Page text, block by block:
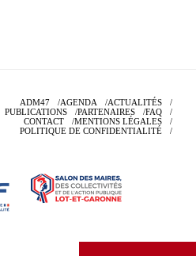
ADM47 AGENDA
ACTUALITÉS
PUBLICATIONS
PARTENAIRES
FAQ
CONTACT
MENTIONS LÉGALES
POLITIQUE DE CONFIDENTIALITÉ